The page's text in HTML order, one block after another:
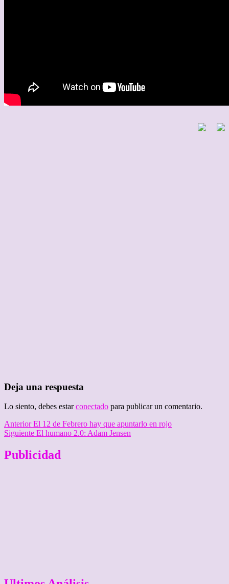
Deja una respuesta
Lo siento, debes estarconectado para publicar un comentario.
Navegación
de
entradas
Anterior Entrada
anterior:
El 12 de Febrero hay que apuntarlo en rojo
Siguiente Entrada
El humano 2.0: Adam Jensen
Publicidad